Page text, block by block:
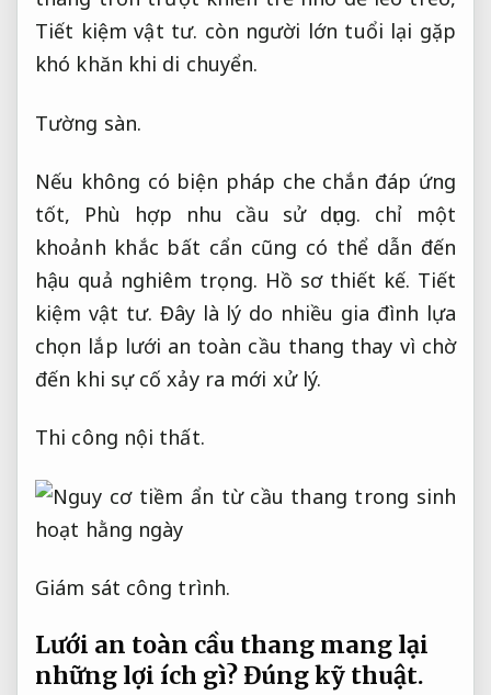
Tiết kiệm vật tư. còn người lớn tuổi lại gặp
khó khăn khi di chuyển.
Tường sàn.
Nếu không có biện pháp che chắn đáp ứng
tốt, Phù hợp nhu cầu sử dụng. chỉ một
khoảnh khắc bất cẩn cũng có thể dẫn đến
hậu quả nghiêm trọng. Hồ sơ thiết kế. Tiết
kiệm vật tư. Đây là lý do nhiều gia đình lựa
chọn lắp lưới an toàn cầu thang thay vì chờ
đến khi sự cố xảy ra mới xử lý.
Thi công nội thất.
Giám sát công trình.
Lưới an toàn cầu thang mang lại
những lợi ích gì?Đúng kỹ thuật.